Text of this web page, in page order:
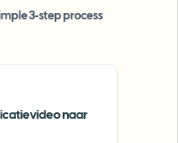
bulk
3-step process
naar